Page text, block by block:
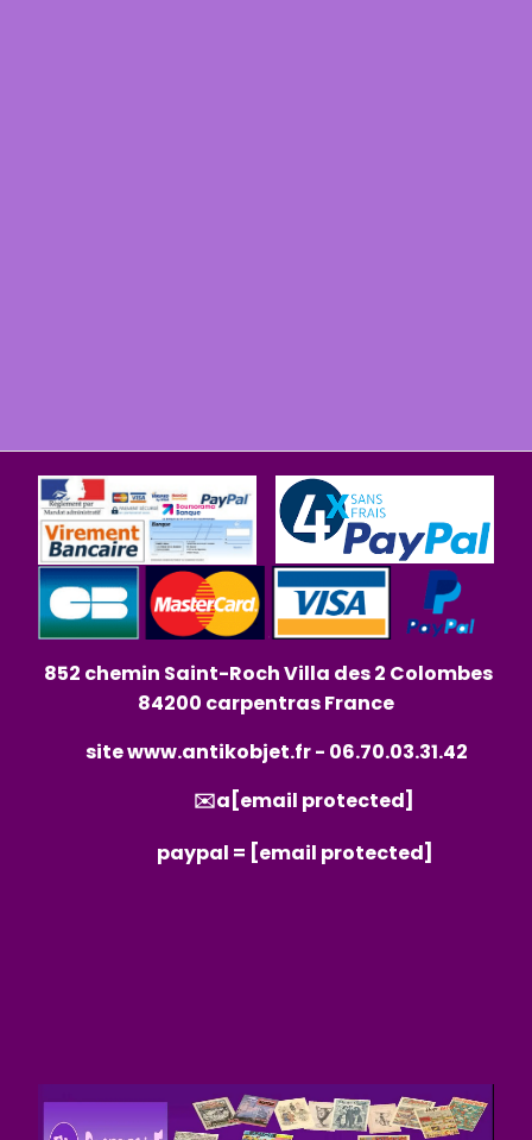
852 chemin Saint-Roch Villa des 2 Colombes
84200 carpentras France
sitewww.antikobjet.fr- 06.70.03.31.42
✉️a [email protected]
paypal = [email protected]